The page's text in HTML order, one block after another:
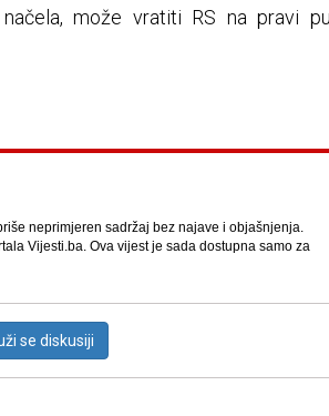
može vratiti RS na pravi
neprimjeren sadržaj bez najave i objašnjenja.
Vijesti.ba. Ova vijest je sada dostupna samo za
se diskusiji